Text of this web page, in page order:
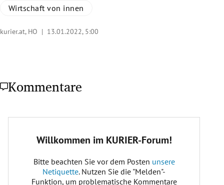
Wirtschaft von innen
kurier.at, HO | 13.01.2022, 5:00
Kommentare